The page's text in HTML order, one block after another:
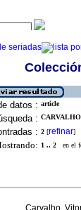
datos : article
:
: 2 [refinar]
1 .. 2 en el
Carvalho,